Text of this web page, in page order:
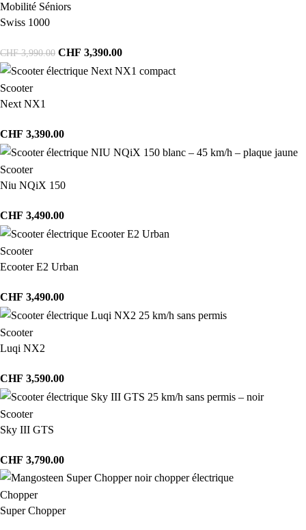
Mobilité Séniors
Swiss 1000
CHF3,990.00 CHF 3,390.00
Scooter
Next NX1
CHF 3,390.00
Scooter
Niu NQiX 150
CHF 3,490.00
Scooter
Ecooter E2 Urban
CHF 3,490.00
Scooter
Luqi NX2
CHF 3,590.00
Scooter
Sky III GTS
CHF 3,790.00
Chopper
Super Chopper